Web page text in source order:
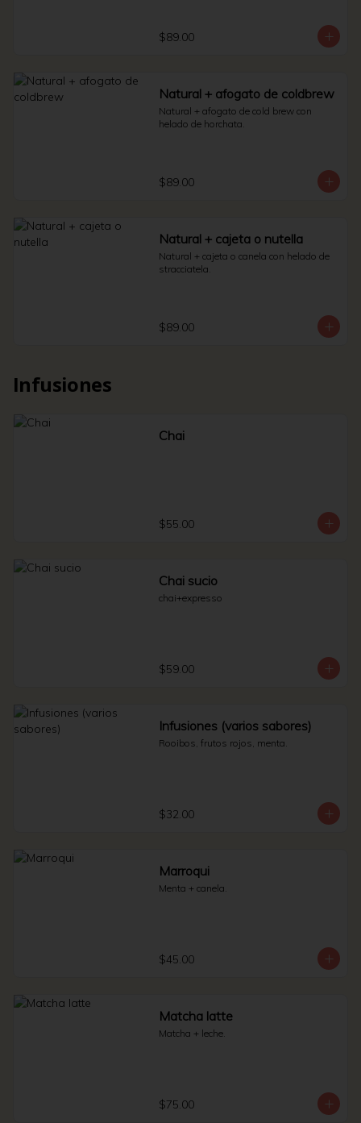
$89.00
Natural + afogato de coldbrew
Natural + afogato de cold brew con
helado de horchata.
$89.00
Natural + cajeta o nutella
Natural + cajeta o canela con helado de
stracciatela.
$89.00
Infusiones
Chai
$55.00
Chai sucio
chai+expresso
$59.00
Infusiones (varios sabores)
Rooibos, frutos rojos, menta.
$32.00
Marroqui
Menta + canela.
$45.00
Matcha latte
Matcha + leche.
$75.00